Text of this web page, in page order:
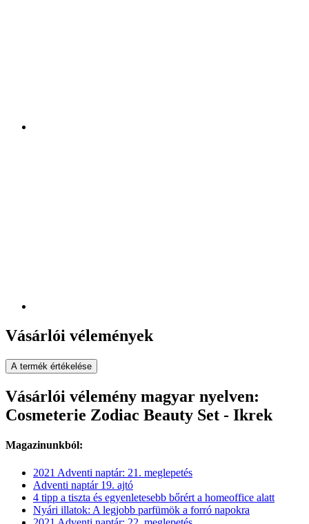
Vásárlói vélemények
A termék értékelése
Vásárlói vélemény magyar nyelven:
Cosmeterie Zodiac Beauty Set - Ikrek
Magazinunkból:
2021 Adventi naptár: 21. meglepetés
Adventi naptár 19. ajtó
4 tipp a tiszta és egyenletesebb bőrért a homeoffice alatt
Nyári illatok: A legjobb parfümök a forró napokra